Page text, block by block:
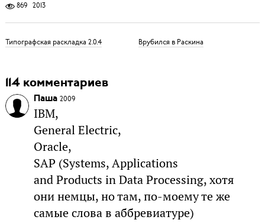
869 2013
Типографская раскладка 2.0.4 Врубился в Раскина
114 комментариев
Паша 2009
IBM,
General Electric,
Oracle,
SAP (Systems, Applications
and Products in Data Processing, хотя
они немцы, но там, по-моему те же
самые слова в аббревиатуре)